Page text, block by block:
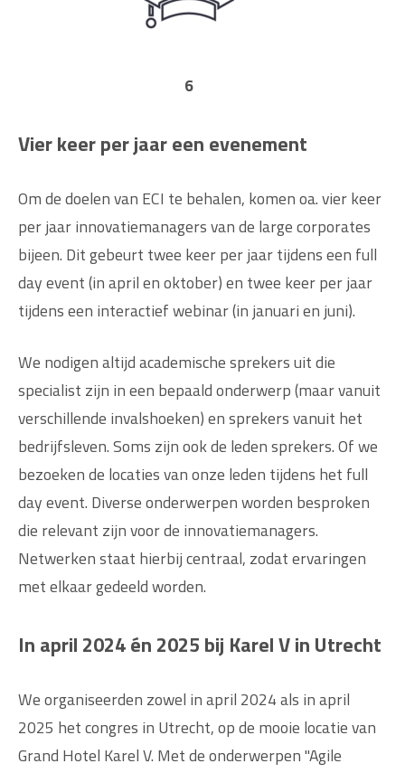
6
Vier keer per jaar een evenement
Om de doelen van ECI te behalen, komen oa. vier keer
per jaar innovatiemanagers van de large corporates
bijeen. Dit gebeurt twee keer per jaar tijdens een full
day event (in april en oktober) en twee keer per jaar
tijdens een interactief webinar (in januari en juni).
We nodigen altijd academische sprekers uit die
specialist zijn in een bepaald onderwerp (maar vanuit
verschillende invalshoeken) en sprekers vanuit het
bedrijfsleven. Soms zijn ook de leden sprekers. Of we
bezoeken de locaties van onze leden tijdens het full
day event. Diverse onderwerpen worden besproken
die relevant zijn voor de innovatiemanagers.
Netwerken staat hierbij centraal, zodat ervaringen
met elkaar gedeeld worden.
In april 2024 én 2025 bij Karel V in Utrecht
We organiseerden zowel in april 2024 als in april
2025 het congres in Utrecht, op de mooie locatie van
Grand Hotel Karel V. Met de onderwerpen "Agile